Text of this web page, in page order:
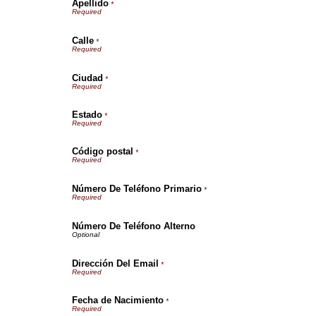
Apellido *
Calle *
Ciudad *
Estado *
Código postal *
Número De Teléfono Primario *
Número De Teléfono Alterno
Dirección Del Email *
Fecha de Nacimiento *